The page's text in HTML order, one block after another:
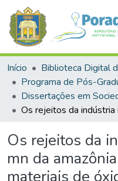
Início
Os rejeitos da
mn da
materiais de